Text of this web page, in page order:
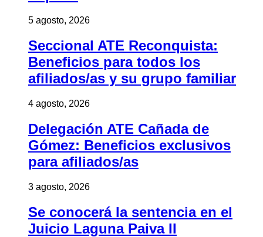
5 agosto, 2026
Seccional ATE Reconquista:
Beneficios para todos los
afiliados/as y su grupo familiar
4 agosto, 2026
Delegación ATE Cañada de
Gómez: Beneficios exclusivos
para afiliados/as
3 agosto, 2026
Se conocerá la sentencia en el
Juicio Laguna Paiva II